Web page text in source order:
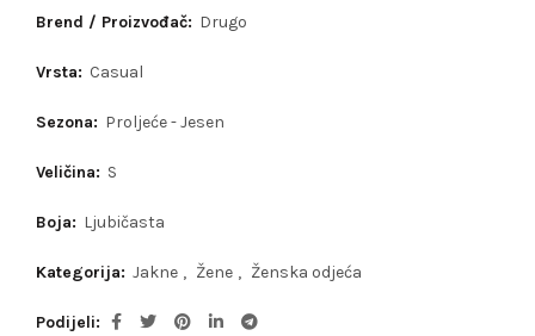
Brend / Proizvođač: Drugo
Vrsta: Casual
Sezona: Proljeće - Jesen
Veličina: S
Boja: Ljubičasta
Kategorija: Jakne , Žene , Ženska odjeća
Podijeli